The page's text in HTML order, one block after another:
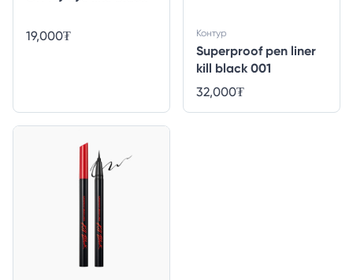
19,000₮
Superproof pen liner
kill black 001
Контур
32,000₮